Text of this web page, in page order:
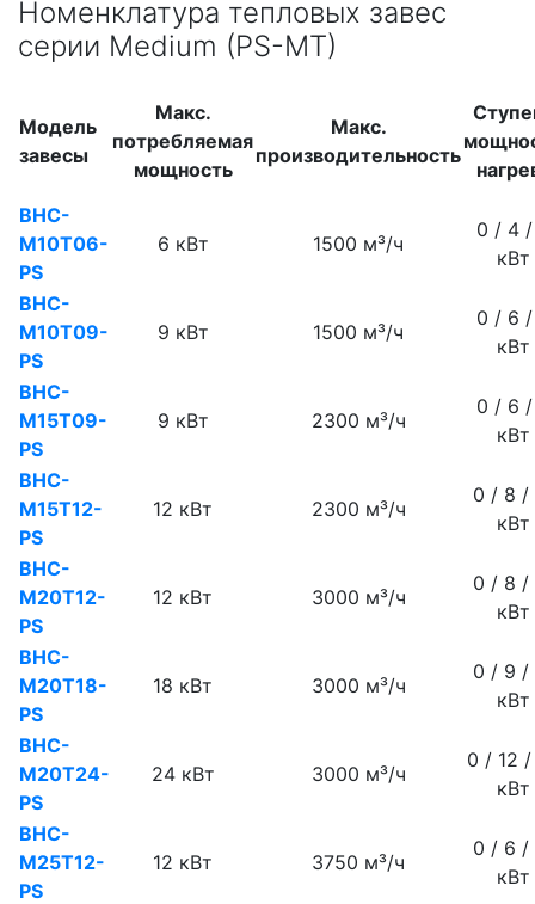
Номенклатура тепловых завес
cерии Medium (PS-MT)
Модель
завесы
Макс.
потребляемая
мощность
Макс.
производительность
BHC-
M10T06-
PS
6 кВт 1500 м³/ч
0 / 4
кВт
BHC-
M10T09-
PS
9 кВт 1500 м³/ч
0 / 6
кВт
BHC-
M15T09-
PS
9 кВт 2300 м³/ч
0 / 6
кВт
BHC-
M15T12-
PS
12 кВт 2300 м³/ч
0 / 8 /
кВт
BHC-
M20T12-
PS
12 кВт 3000 м³/ч
0 / 8 /
кВт
BHC-
M20T18-
PS
18 кВт 3000 м³/ч
0 / 9 /
кВт
BHC-
M20T24-
PS
24 кВт 3000 м³/ч
0 / 12
кВт
BHC-
M25T12-
PS
12 кВт 3750 м³/ч
0 / 6 /
кВт